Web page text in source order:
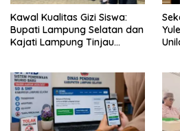
Kawal Kualitas Gizi Siswa:
Bupati Lampung Selatan dan
Kajati Lampung Tinjau